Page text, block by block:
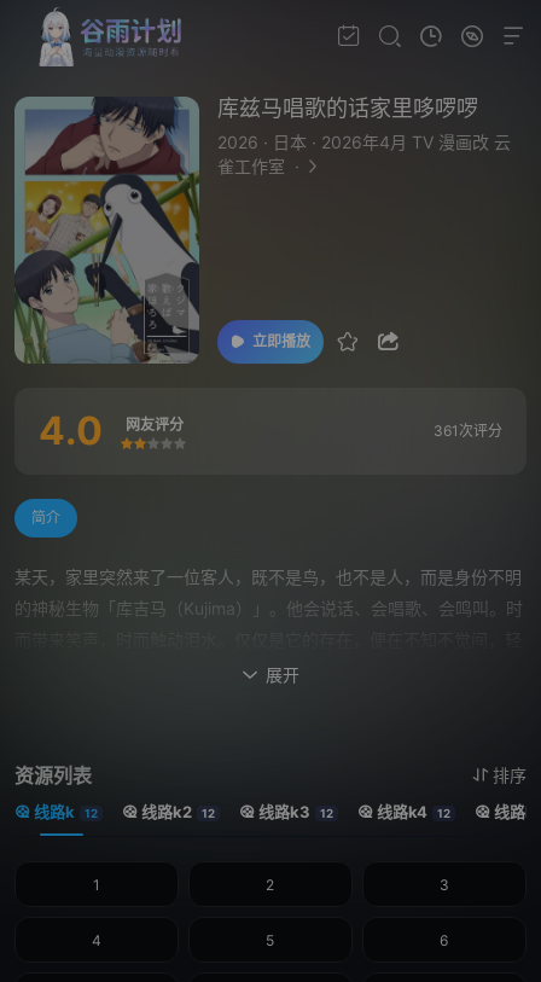
库兹马唱歌的话家里哆啰啰
2026 · 日本 · 2026年4月 TV 漫画改 云
雀工作室 ·
立即播放
4.0 网友评分
很差较差还行
推荐
力荐
361次评分
简介
某天，家里突然来了一位客人，既不是鸟，也不是人，而是身份不明
的神秘生物「库吉马（Kujima）」。他会说话、会唱歌、会鸣叫。时
轻改写了这家人的日常时光。 这是一个由小小的「谜团」所编织而
 展开
资源列表 排序
线路k 12 线路k2 12 线路k3 12 线路k4 12 线路
1 2 3
4 5 6